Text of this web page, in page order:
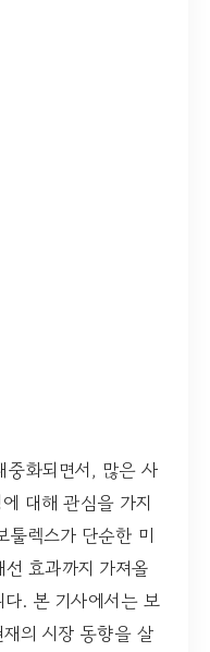
중화되면서, 많은 사
대해 관심을 가지
툴렉스가 단순한 미
효과까지 가져올
. 본 기사에서는 보
의 시장 동향을 살